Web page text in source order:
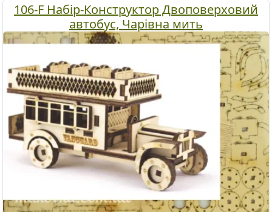
106-F Набір-Конструктор Двоповерховий
автобус, Чарівна мить